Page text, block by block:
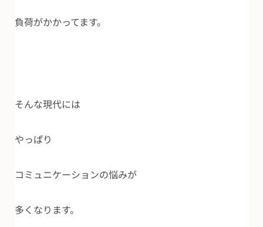
負荷がかかってます。
そんな現代には
やっぱり
コミュニケーションの悩みが
多くなります。